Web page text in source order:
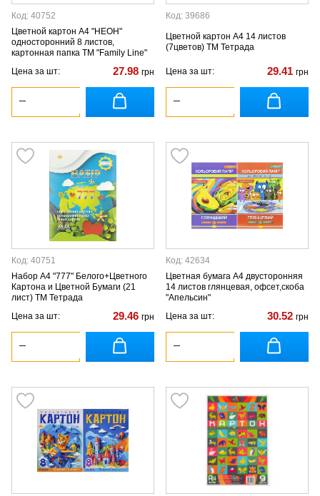
Код: 40752
Цветной картон А4 "НЕОН"
односторонний 8 листов,
картонная папка ТМ "Family Line"
Цена за шт:
27.98 грн
Код: 39686
Цветной картон А4 14 листов
(7цветов) ТМ Тетрада
Цена за шт: 29.41 грн
Код: 40751
Набор А4 "777" Белого+Цветного
Картона и Цветной Бумаги (21
лист) ТМ Тетрада
Цена за шт:
29.46 грн
Код: 42634
Цветная бумага А4 двусторонняя
14 листов глянцевая, офсет,скоба
"Апельсин"
Цена за шт:
30.52 грн